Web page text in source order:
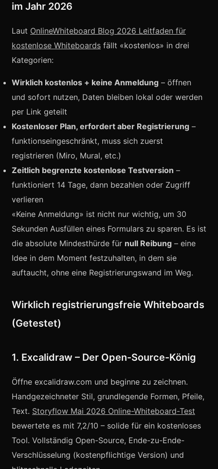
im Jahr 2026
Laut OnlineWhiteboard Blog 2026 Leitfaden für
kostenlose Whiteboards fällt «kostenlos» in drei
Kategorien:
Wirklich kostenlos + keine Anmeldung – öffnen
und sofort nutzen, Daten bleiben lokal oder werden
per Link geteilt
Kostenloser Plan, erfordert aber Registrierung –
funktionseingeschränkt, muss sich zuerst
registrieren (Miro, Mural, etc.)
Zeitlich begrenzte kostenlose Testversion –
funktioniert 14 Tage, dann bezahlen oder Zugriff
verlieren
«Keine Anmeldung» ist nicht nur wichtig, um 30
Sekunden Ausfüllen eines Formulars zu sparen. Es ist
die absolute Mindesthürde für null Reibung – eine
Idee in dem Moment festzuhalten, in dem sie
auftaucht, ohne eine Registrierungswand im Weg.
Wirklich registrierungsfreie Whiteboards
(Getestet)
1. Excalidraw – Der Open-Source-König
Öffne excalidraw.com und beginne zu zeichnen.
Handgezeichneter Stil, grundlegende Formen, Pfeile,
Text. Storyflow Mai 2026 Online-Whiteboard-Test
bewertete es mit 7,2/10 – solide für ein kostenloses
Tool. Vollständig Open-Source, Ende-zu-Ende-
Verschlüsselung (kostenpflichtige Version) und